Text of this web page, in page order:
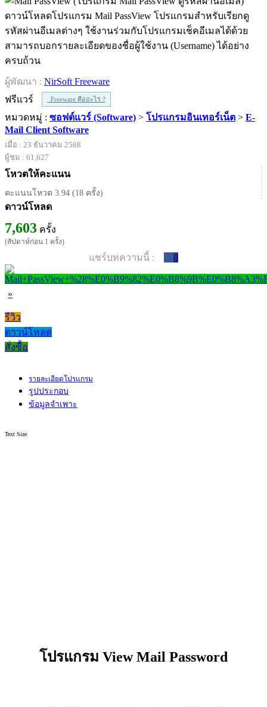
ดาวน์โหลดโปรแกรม Mail PassView โปรแกรมสำหรับเรียกดู
รหัสผ่านอีเมลต่างๆ ใช้งานร่วมกับโปรแกรมเช็คอีเมลได้ด้วย
สามารถบอกรายละเอียดของชื่อผู้ใช้งาน (Username) ได้อย่าง
ครบถ้วน
ผู้พัฒนา : NirSoft Freeware
ฟรีแวร์
Freeware คืออะไร ?
หมวดหมู่ : ซอฟต์แวร์ (Software) > โปรแกรมอินเทอร์เน็ต > E-
Mail Client Software
เมื่อ : 23 ธันวาคม 2568
ผู้ชม : 61,627
โหวตให้คะแนน
คะแนนโหวต 3.94 (18 ครั้ง)
ดาวน์โหลด
7,603 ครั้ง
(สัปดาห์ก่อน 1 ครั้ง)
แชร์บทความนี้ : 0
»
รีวิว
ดาวน์โหลด
สั่งซื้อ
รายละเอียดโปรแกรม
รูปประกอบ
ข้อมูลจำเพาะ
Text Size
โปรแกรม View Mail Password